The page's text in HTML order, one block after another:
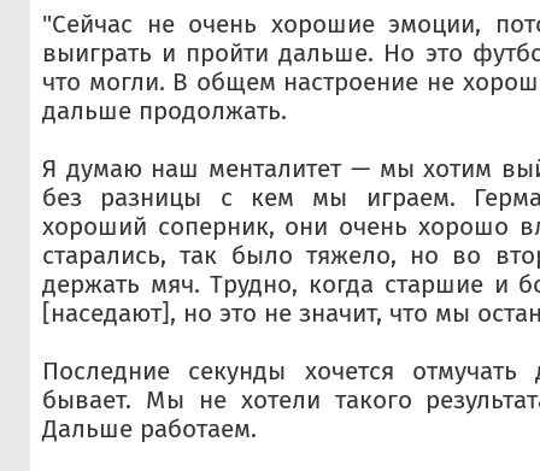
"Сейчас не очень хорошие эмоции,
выиграть и пройти дальше. Но это
что могли. В общем настроение не
дальше продолжать.
Я думаю наш менталитет — мы хотим
без разницы с кем мы играем.
хороший соперник, они очень хорошо
старались, так было тяжело, но во
держать мяч. Трудно, когда старшие и
[наседают], но это не значит, что мы
Последние секунды хочется
бывает. Мы не хотели такого
Дальше работаем.